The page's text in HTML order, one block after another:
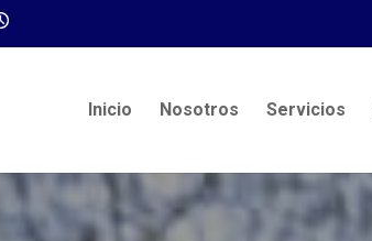
Inicio Nosotros Servicios